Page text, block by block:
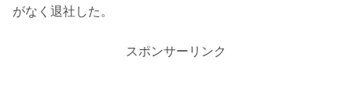
がなく退社した。
スポンサーリンク